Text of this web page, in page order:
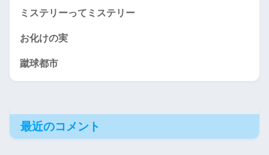
ミステリーってミステリー
お化けの実
蹴球都市
最近のコメント